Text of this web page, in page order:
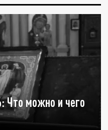
Что можно и чего